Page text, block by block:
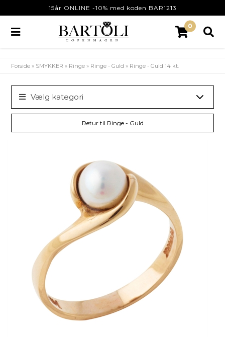
15år ONLINE -10% med koden BAR1213
0
Forside » SMYKKER » Ringe » Ringe - Guld » Ringe - Guld 14 kt.
Vælg kategori
Retur til Ringe - Guld